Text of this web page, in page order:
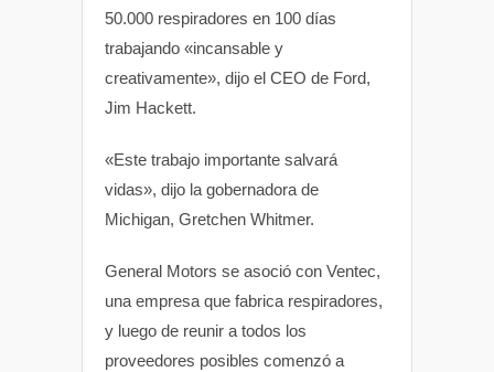
50.000 respiradores en 100 días
trabajando «incansable y
creativamente», dijo el CEO de Ford,
Jim Hackett.
«Este trabajo importante salvará
vidas», dijo la gobernadora de
Michigan, Gretchen Whitmer.
General Motors se asoció con Ventec,
una empresa que fabrica respiradores,
y luego de reunir a todos los
proveedores posibles comenzó a